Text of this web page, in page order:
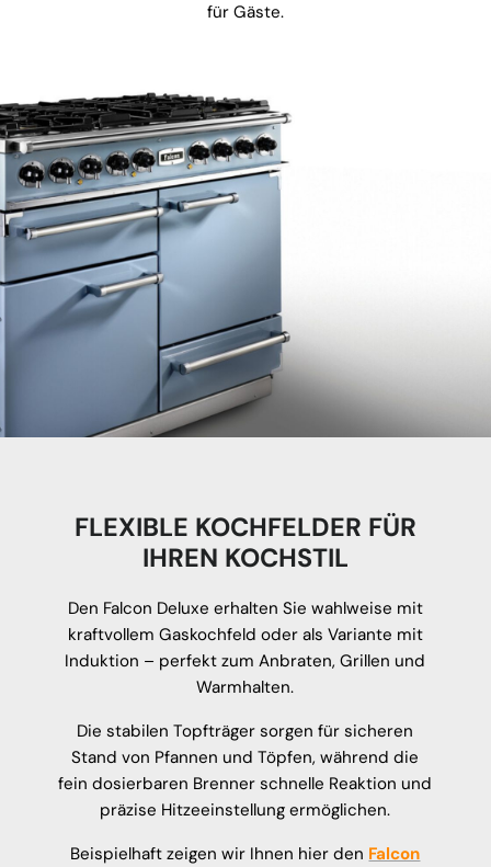
für Gäste.
FLEXIBLE KOCHFELDER FÜR
IHREN KOCHSTIL
Den Falcon Deluxe erhalten Sie wahlweise mit
kraftvollem Gaskochfeld oder als Variante mit
Induktion – perfekt zum Anbraten, Grillen und
Warmhalten.
Die stabilen Topfträger sorgen für sicheren
Stand von Pfannen und Töpfen, während die
fein dosierbaren Brenner schnelle Reaktion und
präzise Hitzeeinstellung ermöglichen.
Beispielhaft zeigen wir Ihnen hier den Falcon